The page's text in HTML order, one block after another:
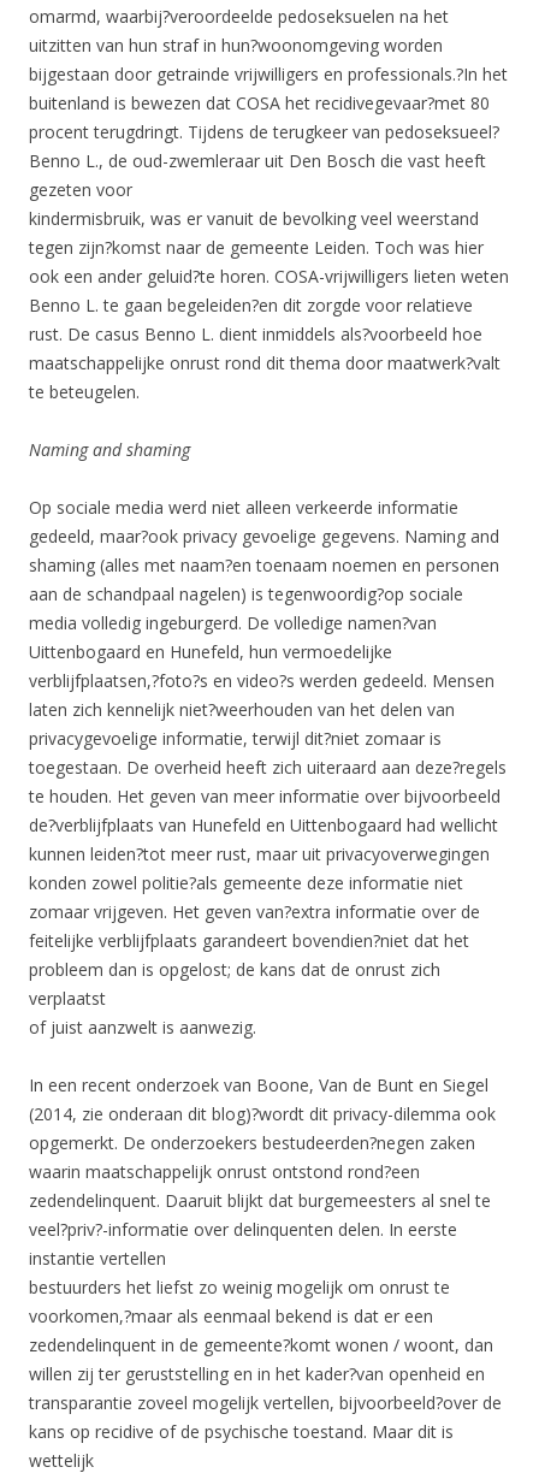
omarmd, waarbij?veroordeelde pedoseksuelen na het
uitzitten van hun straf in hun?woonomgeving worden
bijgestaan door getrainde vrijwilligers en professionals.?In het
buitenland is bewezen dat COSA het recidivegevaar?met 80
procent terugdringt. Tijdens de terugkeer van pedoseksueel?
Benno L., de oud-zwemleraar uit Den Bosch die vast heeft
gezeten voor
kindermisbruik, was er vanuit de bevolking veel weerstand
tegen zijn?komst naar de gemeente Leiden. Toch was hier
ook een ander geluid?te horen. COSA-vrijwilligers lieten weten
Benno L. te gaan begeleiden?en dit zorgde voor relatieve
rust. De casus Benno L. dient inmiddels als?voorbeeld hoe
maatschappelijke onrust rond dit thema door maatwerk?valt
te beteugelen.
Naming and shaming
Op sociale media werd niet alleen verkeerde informatie
gedeeld, maar?ook privacy gevoelige gegevens. Naming and
shaming (alles met naam?en toenaam noemen en personen
aan de schandpaal nagelen) is tegenwoordig?op sociale
media volledig ingeburgerd. De volledige namen?van
Uittenbogaard en Hunefeld, hun vermoedelijke
verblijfplaatsen,?foto?s en video?s werden gedeeld. Mensen
laten zich kennelijk niet?weerhouden van het delen van
privacygevoelige informatie, terwijl dit?niet zomaar is
toegestaan. De overheid heeft zich uiteraard aan deze?regels
te houden. Het geven van meer informatie over bijvoorbeeld
de?verblijfplaats van Hunefeld en Uittenbogaard had wellicht
kunnen leiden?tot meer rust, maar uit privacyoverwegingen
konden zowel politie?als gemeente deze informatie niet
zomaar vrijgeven. Het geven van?extra informatie over de
feitelijke verblijfplaats garandeert bovendien?niet dat het
probleem dan is opgelost; de kans dat de onrust zich
verplaatst
of juist aanzwelt is aanwezig.
In een recent onderzoek van Boone, Van de Bunt en Siegel
(2014, zie onderaan dit blog)?wordt dit privacy-dilemma ook
opgemerkt. De onderzoekers bestudeerden?negen zaken
waarin maatschappelijk onrust ontstond rond?een
zedendelinquent. Daaruit blijkt dat burgemeesters al snel te
veel?priv?-informatie over delinquenten delen. In eerste
instantie vertellen
bestuurders het liefst zo weinig mogelijk om onrust te
voorkomen,?maar als eenmaal bekend is dat er een
zedendelinquent in de gemeente?komt wonen / woont, dan
willen zij ter geruststelling en in het kader?van openheid en
transparantie zoveel mogelijk vertellen, bijvoorbeeld?over de
kans op recidive of de psychische toestand. Maar dit is
wettelijk